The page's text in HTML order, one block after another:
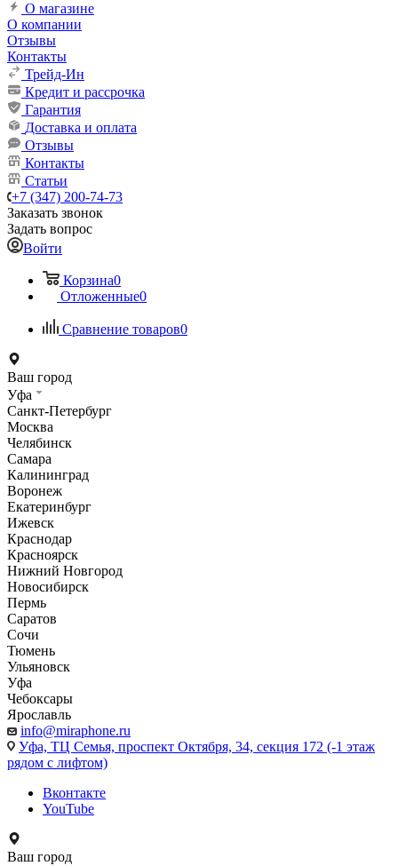
О магазине
О компании
Отзывы
Контакты
Трейд-Ин
Кредит и рассрочка
Гарантия
Доставка и оплата
Отзывы
Контакты
Статьи
+7 (347) 200-74-73
Заказать звонок
Задать вопрос
Войти
Корзина0
Отложенные0
Сравнение товаров0
Ваш город
Уфа
Санкт-Петербург
Москва
Челябинск
Самара
Калининград
Воронеж
Екатеринбург
Ижевск
Краснодар
Красноярск
Нижний Новгород
Новосибирск
Пермь
Саратов
Сочи
Тюмень
Ульяновск
Уфа
Чебоксары
Ярославль
info@miraphone.ru
Уфа, ТЦ Семья, проспект Октября, 34, секция 172 (-1 этаж
рядом с лифтом)
Вконтакте
YouTube
Ваш город